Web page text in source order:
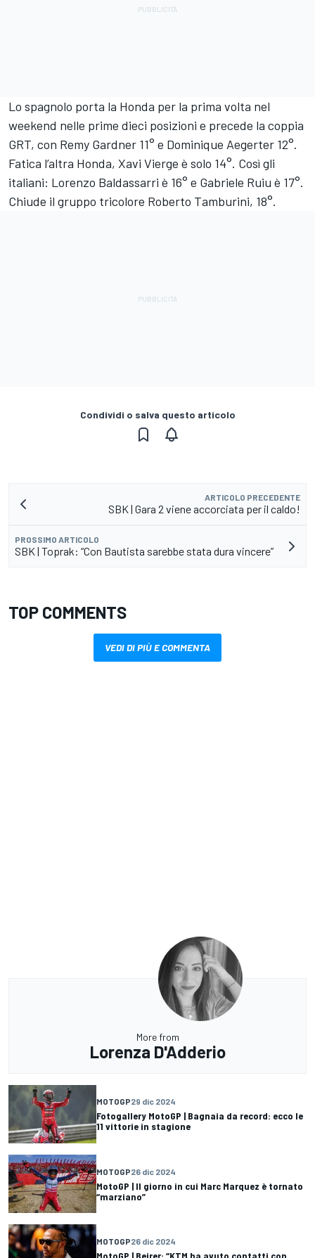
Lo spagnolo porta la Honda per la prima volta nel
weekend nelle prime dieci posizioni e precede la coppia
GRT, con Remy Gardner 11° e Dominique Aegerter 12°.
Fatica l’altra Honda, Xavi Vierge è solo 14°. Così gli
italiani: Lorenzo Baldassarri è 16° e Gabriele Ruiu è 17°.
Chiude il gruppo tricolore Roberto Tamburini, 18°.
Condividi o salva questo articolo
ARTICOLO PRECEDENTE
SBK | Gara 2 viene accorciata per il caldo!
PROSSIMO ARTICOLO
SBK | Toprak: “Con Bautista sarebbe stata dura vincere”
TOP COMMENTS
VEDI DI PIÙ E COMMENTA
More from
Lorenza D'Adderio
MOTOGP29 dic 2024
Fotogallery MotoGP | Bagnaia da record: ecco le
11 vittorie in stagione
MOTOGP26 dic 2024
MotoGP | Il giorno in cui Marc Marquez è tornato
“marziano”
MOTOGP26 dic 2024
MotoGP | Beirer: “KTM ha avuto contatti con